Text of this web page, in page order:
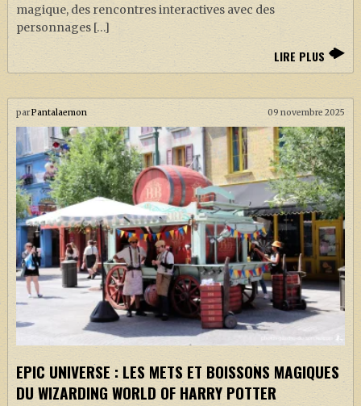
magique, des rencontres interactives avec des
personnages […]
LIRE PLUS
parPantalaemon 09 novembre 2025
EPIC UNIVERSE : LES METS ET BOISSONS MAGIQUES
DU WIZARDING WORLD OF HARRY POTTER